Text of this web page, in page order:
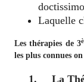
Laquelle
Les thérapies de 3
les plus connues
1.
La